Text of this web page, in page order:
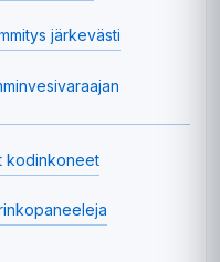
järkevästi
kodinkoneet